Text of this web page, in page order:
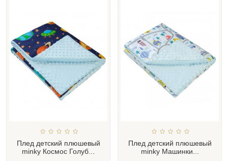
Плед детский плюшевый
minky Космос Голуб...
Плед детский плюшевый
minky Машинки...